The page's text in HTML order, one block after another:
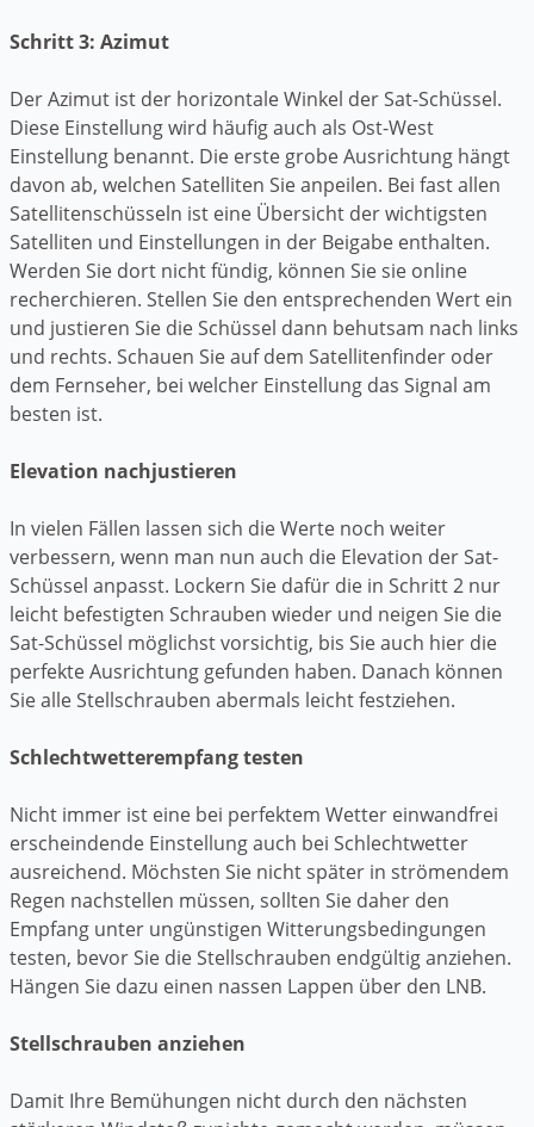
Schritt 3: Azimut
Der Azimut ist der horizontale Winkel der Sat-Schüssel.
Diese Einstellung wird häufig auch als Ost-West
Einstellung benannt. Die erste grobe Ausrichtung hängt
davon ab, welchen Satelliten Sie anpeilen. Bei fast allen
Satellitenschüsseln ist eine Übersicht der wichtigsten
Satelliten und Einstellungen in der Beigabe enthalten.
Werden Sie dort nicht fündig, können Sie sie online
recherchieren. Stellen Sie den entsprechenden Wert ein
und justieren Sie die Schüssel dann behutsam nach links
und rechts. Schauen Sie auf dem Satellitenfinder oder
dem Fernseher, bei welcher Einstellung das Signal am
besten ist.
Elevation nachjustieren
In vielen Fällen lassen sich die Werte noch weiter
verbessern, wenn man nun auch die Elevation der Sat-
Schüssel anpasst. Lockern Sie dafür die in Schritt 2 nur
leicht befestigten Schrauben wieder und neigen Sie die
Sat-Schüssel möglichst vorsichtig, bis Sie auch hier die
perfekte Ausrichtung gefunden haben. Danach können
Sie alle Stellschrauben abermals leicht festziehen.
Schlechtwetterempfang testen
Nicht immer ist eine bei perfektem Wetter einwandfrei
erscheindende Einstellung auch bei Schlechtwetter
ausreichend. Möchsten Sie nicht später in strömendem
Regen nachstellen müssen, sollten Sie daher den
Empfang unter ungünstigen Witterungsbedingungen
testen, bevor Sie die Stellschrauben endgültig anziehen.
Hängen Sie dazu einen nassen Lappen über den LNB.
Stellschrauben anziehen
Damit Ihre Bemühungen nicht durch den nächsten